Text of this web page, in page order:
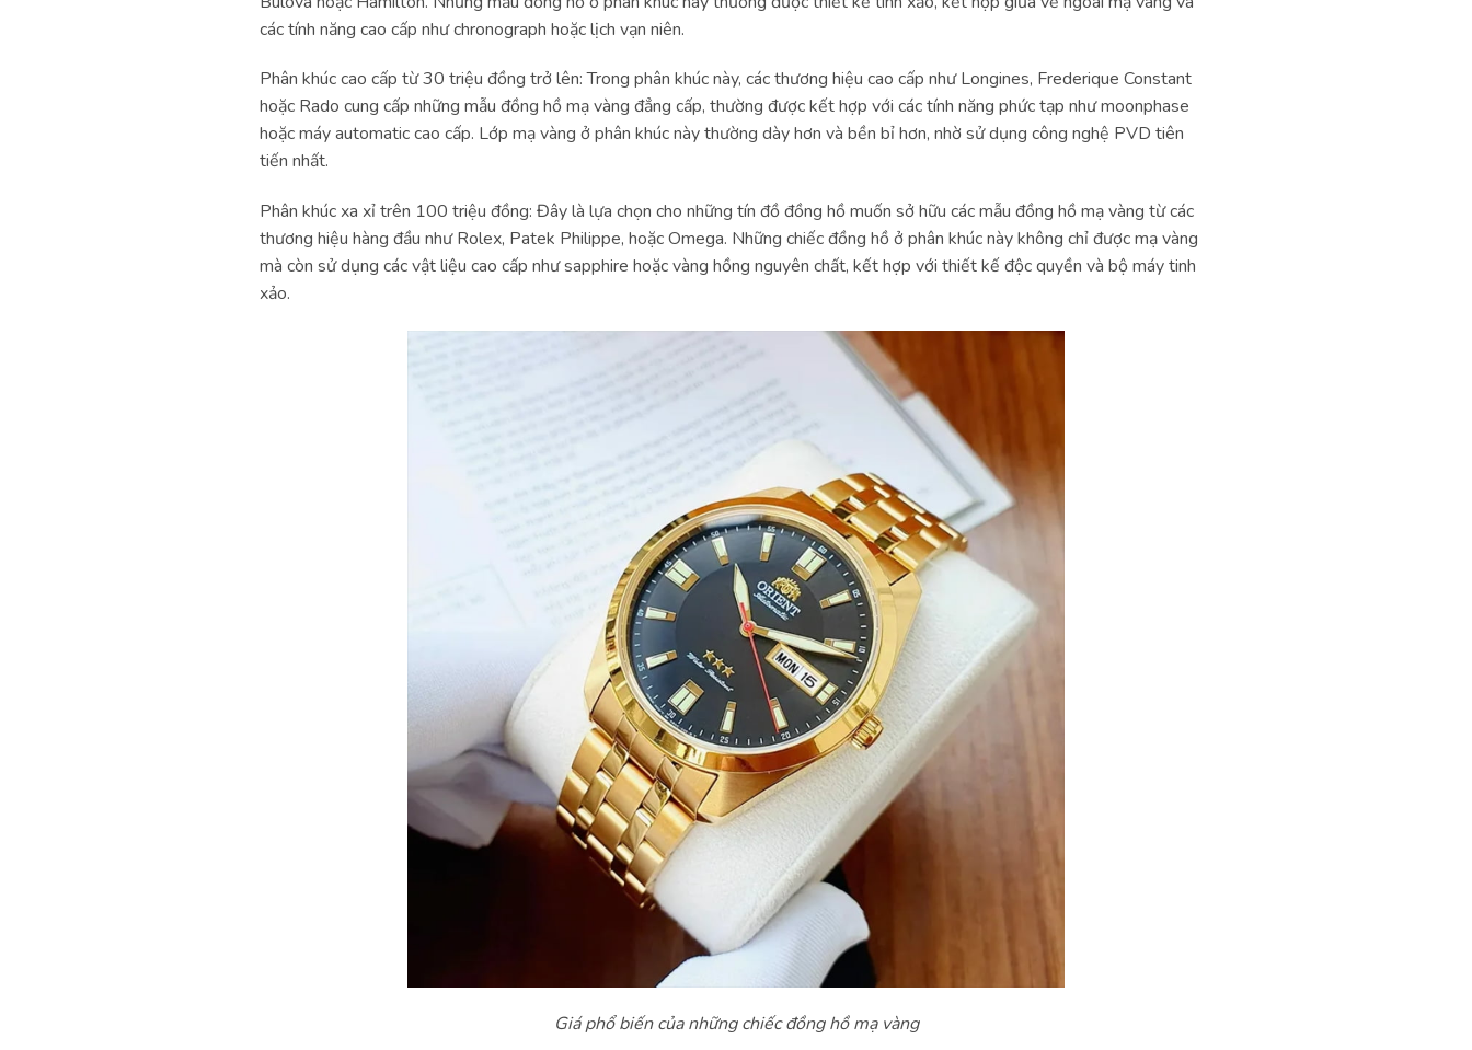
các tính năng cao cấp như chronograph hoặc lịch vạn niên.
Phân khúc cao cấp từ 30 triệu đồng trở lên: Trong phân khúc này, các thương hiệu cao cấp như Longines, Frederique Constant
hoặc Rado cung cấp những mẫu đồng hồ mạ vàng đẳng cấp, thường được kết hợp với các tính năng phức tạp như moonphase
hoặc máy automatic cao cấp. Lớp mạ vàng ở phân khúc này thường dày hơn và bền bỉ hơn, nhờ sử dụng công nghệ PVD tiên
tiến nhất.
Phân khúc xa xỉ trên 100 triệu đồng: Đây là lựa chọn cho những tín đồ đồng hồ muốn sở hữu các mẫu đồng hồ mạ vàng từ các
thương hiệu hàng đầu như Rolex, Patek Philippe, hoặc Omega. Những chiếc đồng hồ ở phân khúc này không chỉ được mạ vàng
mà còn sử dụng các vật liệu cao cấp như sapphire hoặc vàng hồng nguyên chất, kết hợp với thiết kế độc quyền và bộ máy tinh
xảo.
Giá phổ biến của những chiếc đồng hồ mạ vàng